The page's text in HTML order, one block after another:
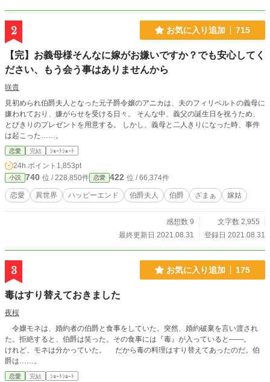
2 お気に入り追加 715
【完】お義母様そんなに嫁がお嫌いですか？でも安心してく
ださい、もう会う事はありませんから
咲貴
見初められ伯爵夫人となった元子爵令嬢のアニカは、夫のフィリベルトの義母に
嫌われており、嫌がらせを受ける日々。 そんな中、義父の誕生日を祝うため、
とびきりのプレゼントを用意する。 しかし、義母と二人きりになった時、事件
は起こった……。
恋愛 完結 ｼｮｰﾄｼｮｰﾄ
24h.ポイント 1,853pt
小説 740 位 / 228,850件 恋愛 422 位 / 66,374件
恋愛 異世界 ハッピーエンド 伯爵夫人 伯爵 ざまぁ 嫁姑
感想数 9
文字数 2,955
最終更新日 2021.08.31
登録日 2021.08.31
3 お気に入り追加 175
毒はすり替えておきました
夜桜
令嬢モネは、婚約者の伯爵と食事をしていた。突然、婚約破棄を言い渡され
た。拒絶すると、伯爵は笑った。その食事には『毒』が入っていると――。
けれど、モネは分かっていた。 だから毒の料理はすり替えてあったのだ。伯
爵は……。
恋愛 完結 ｼｮｰﾄｼｮｰﾄ